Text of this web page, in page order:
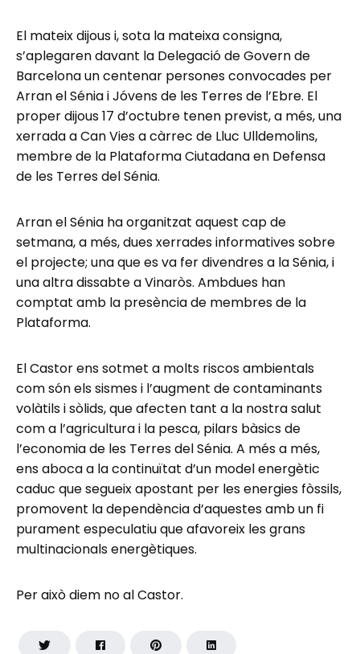
El mateix dijous i, sota la mateixa consigna,
s’aplegaren davant la Delegació de Govern de
Barcelona un centenar persones convocades per
Arran el Sénia i Jóvens de les Terres de l’Ebre. El
proper dijous 17 d’octubre tenen previst, a més, una
xerrada a Can Vies a càrrec de Lluc Ulldemolins,
membre de la Plataforma Ciutadana en Defensa
de les Terres del Sénia.
Arran el Sénia ha organitzat aquest cap de
setmana, a més, dues xerrades informatives sobre
el projecte; una que es va fer divendres a la Sénia, i
una altra dissabte a Vinaròs. Ambdues han
comptat amb la presència de membres de la
Plataforma.
El Castor ens sotmet a molts riscos ambientals
com són els sismes i l’augment de contaminants
volàtils i sòlids, que afecten tant a la nostra salut
com a l’agricultura i la pesca, pilars bàsics de
l’economia de les Terres del Sénia. A més a més,
ens aboca a la continuïtat d’un model energètic
caduc que segueix apostant per les energies fòssils,
promovent la dependència d’aquestes amb un fi
purament especulatiu que afavoreix les grans
multinacionals energètiques.
Per això diem no al Castor.